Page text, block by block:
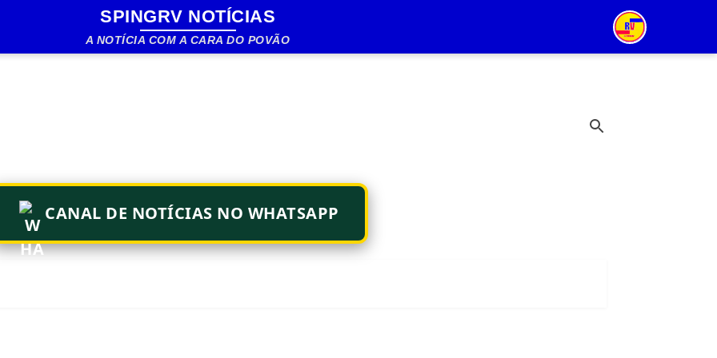
Pular para o conteúdo principal
SPINGRV NOTÍCIAS
A NOTÍCIA COM A CARA DO POVÃO
CANAL DE NOTÍCIAS NO WHATSAPP